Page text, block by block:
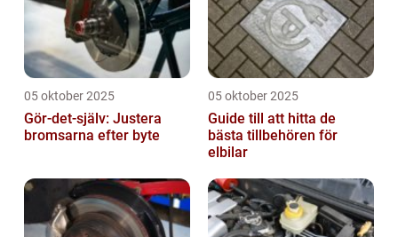
05 oktober 2025
Gör-det-själv: Justera
bromsarna efter byte
05 oktober 2025
Guide till att hitta de
bästa tillbehören för
elbilar